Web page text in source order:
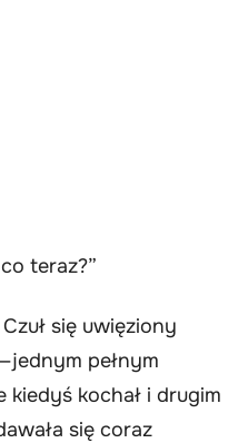
teraz?”
się uwięziony
pełnym
kochał i drugim
się coraz